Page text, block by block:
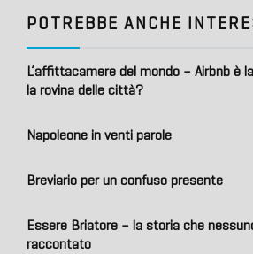
POTREBBE ANCHE
L’affittacamere del mondo – Airbnb è
la rovina delle città?
Napoleone in venti parole
Breviario per un confuso presente
Essere Briatore – la storia che
raccontato